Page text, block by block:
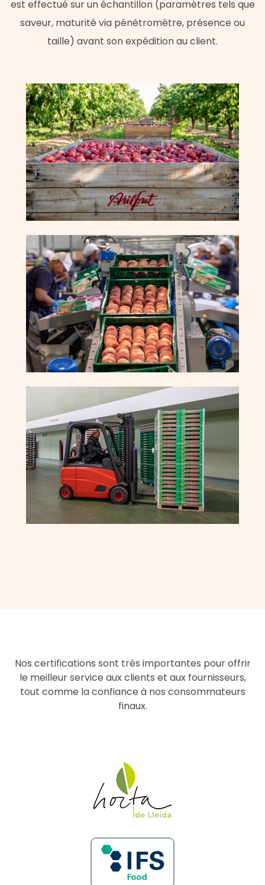
est effectué sur un échantillon (paramètres tels que
saveur, maturité via pénétromètre, présence ou
taille) avant son expédition au client.
Nos certifications sont très importantes pour offrir
le meilleur service aux clients et aux fournisseurs,
tout comme la confiance à nos consommateurs
finaux.